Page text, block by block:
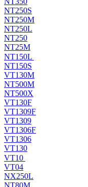
NT250S
NT250M
NT250L
NT250
NT25M
NT150L
NT150S
VT130M
NT500M
NT500X
VT130F
VT1309F
VT1309
VT1306F
VT1306
VT130
VT10
VT04
NX250L
NT80M